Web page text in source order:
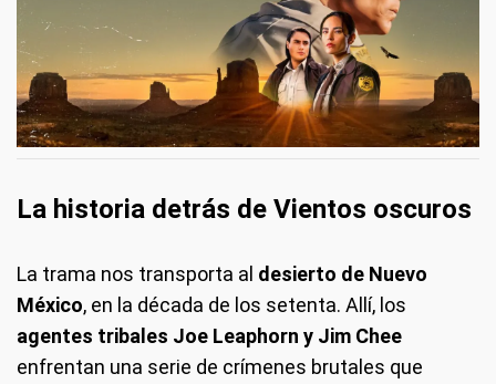
La historia detrás de Vientos oscuros
La trama nos transporta al desierto de Nuevo
México, en la década de los setenta. Allí, los
agentes tribales Joe Leaphorn y Jim Chee
enfrentan una serie de crímenes brutales que